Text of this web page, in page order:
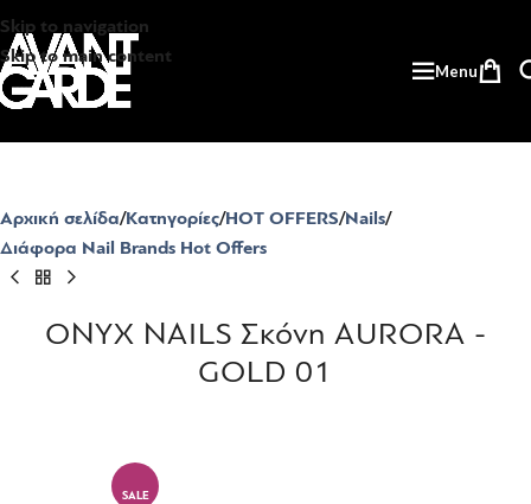
Skip to navigation
Skip to main content
Menu
Αρχική σελίδα Κατηγορίες HOT OFFERS Nails
Διάφορα Nail Brands Hot Offers
ONYX NAILS Σκόνη AURORA -
GOLD 01
SALE